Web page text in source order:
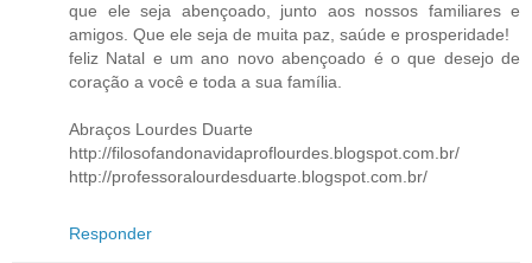
que ele seja abençoado, junto aos nossos familiares e
amigos. Que ele seja de muita paz, saúde e prosperidade!
feliz Natal e um ano novo abençoado é o que desejo de
coração a você e toda a sua família.
Abraços Lourdes Duarte
http://filosofandonavidaproflourdes.blogspot.com.br/
http://professoralourdesduarte.blogspot.com.br/
Responder